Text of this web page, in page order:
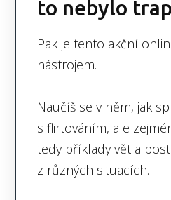
to nebylo
Pak je tento akční
nástrojem.
Naučíš se v něm, jak
s flirtováním, ale
tedy příklady vět a
z různých situacích.